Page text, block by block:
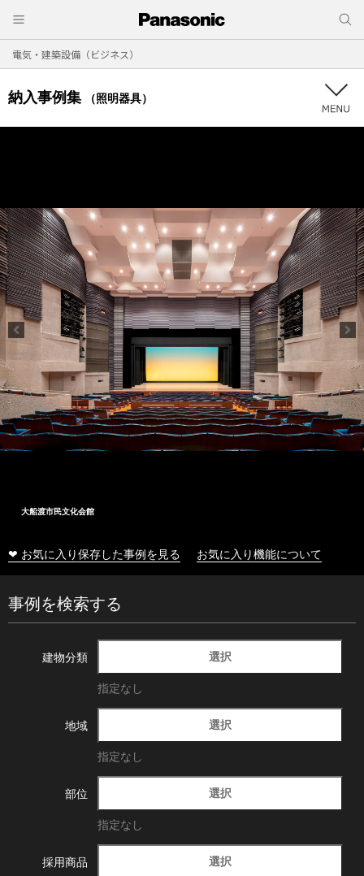
電気・建築設備（ビジネス）
納入事例集 （照明器具）
大船渡市民文化会館
❤ お気に入り保存した事例を見る お気に入り機能について
事例を検索する
建物分類 選択
指定なし
地域 選択
指定なし
部位 選択
指定なし
採用商品 選択